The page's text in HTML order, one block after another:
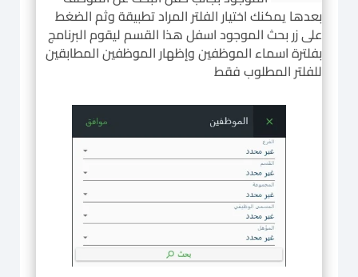
بعدها يمكنك اختيار الفلتر المراد تطبيقة وثم الضغط
على زر بحث الموجود اسفل هذا القسم ليقوم البرنامج
بفلترة اسماء الموظفين وإظهار الموظفين المطابقين
للفلتر المطلوب فقط